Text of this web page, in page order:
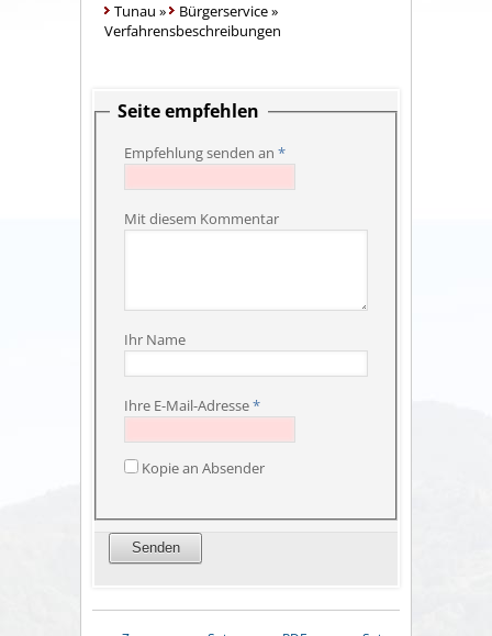
Tunau » Bürgerservice»
Verfahrensbeschreibungen
Seite empfehlen
Empfehlung senden an *
Mit diesem Kommentar
Ihr Name
Ihre E-Mail-Adresse*
Kopie an Absender